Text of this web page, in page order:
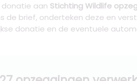
donatie aan Stichting Wildlife
de brief, onderteken deze en
donatie en de eventuele